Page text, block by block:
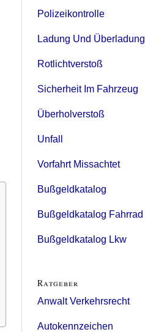
Polizeikontrolle
Ladung Und Überladung
Rotlichtverstoß
Sicherheit Im Fahrzeug
Überholverstoß
Unfall
Vorfahrt Missachtet
Bußgeldkatalog
Bußgeldkatalog Fahrrad
Bußgeldkatalog Lkw
Ratgeber
Anwalt Verkehrsrecht
Autokennzeichen